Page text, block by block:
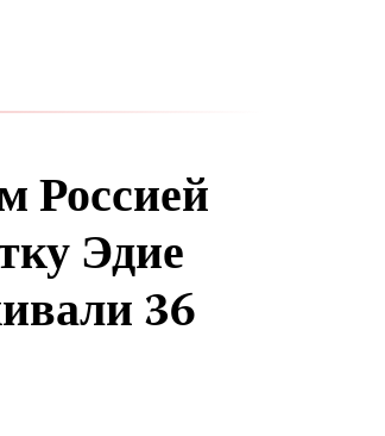
Россией
Эдие
36